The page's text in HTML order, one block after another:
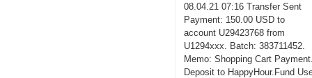
08.04.21 07:16 Transfer Sent
Payment: 150.00 USD to
account U29423768 from
U1294xxx. Batch: 383711452.
Memo: Shopping Cart
Deposit to HappyHour.Fund